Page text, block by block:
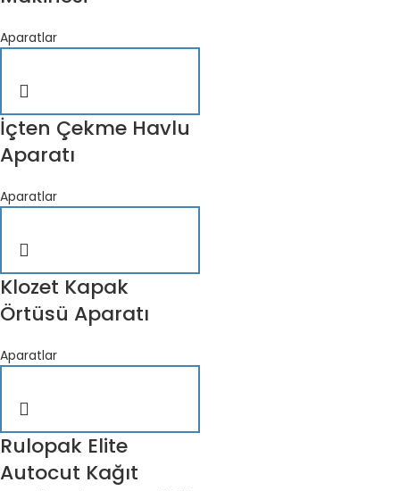
Aparatlar
İçten Çekme Havlu
Aparatı
Aparatlar
Klozet Kapak
Örtüsü Aparatı
Aparatlar
Rulopak Elite
Autocut Kağıt